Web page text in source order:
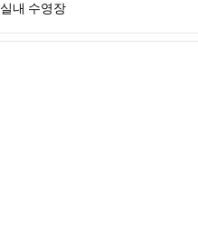
실내 수영장